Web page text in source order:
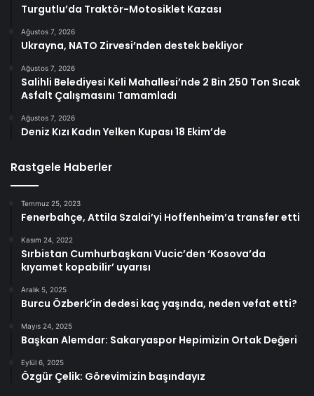
Turgutlu’da Traktör-Motosiklet Kazası
Ağustos 7, 2026
Ukrayna, NATO Zirvesi’nden destek bekliyor
Ağustos 7, 2026
Salihli Belediyesi Keli Mahallesi’nde 2 Bin 250 Ton Sıcak
Asfalt Çalışmasını Tamamladı
Ağustos 7, 2026
Deniz Kızı Kadın Yelken Kupası 18 Ekim’de
Rastgele Haberler
Temmuz 25, 2023
Fenerbahçe, Attila Szalai’yi Hoffenheim’a transfer etti
Kasım 24, 2022
Sırbistan Cumhurbaşkanı Vucic’den ‘Kosova’da
kıyamet kopabilir’ uyarısı
Aralık 5, 2025
Burcu Özberk’in dedesi kaç yaşında, neden vefat etti?
Mayıs 24, 2025
Başkan Alemdar: Sakaryaspor Hepimizin Ortak Değeri
Eylül 6, 2025
Özgür Çelik: Görevimizin başındayız